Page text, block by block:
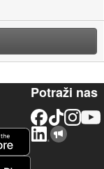
Potraži nas